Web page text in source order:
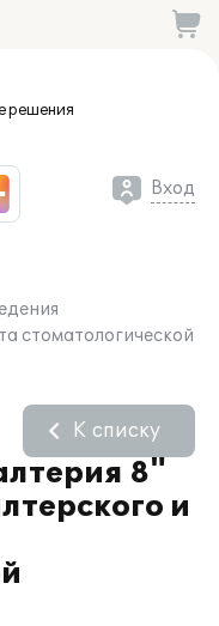
решения
Вход
стоматологической
8"
и
К списку